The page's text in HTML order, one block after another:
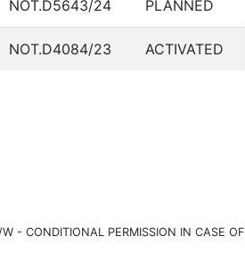
NOT.D5643/24 PLANNED
NOT.D4084/23 ACTIVATED
- CONDITIONAL PERMISSION IN CASE OF